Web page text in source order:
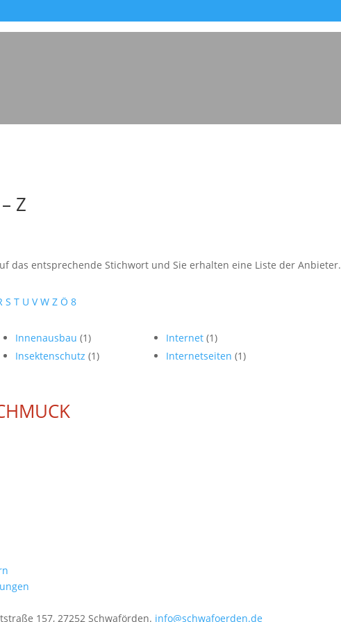
Z
das entsprechende Stichwort und Sie erhalten eine Liste der Anbieter.
S T U V W Z Ö 8
Innenausbau(1)
Insektenschutz(1)
Internet (1)
Internetseiten (1)
157, 27252 Schwaförden. info@schwafoerden.de